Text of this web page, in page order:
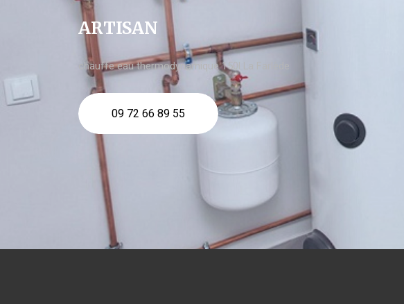
ARTISAN
chauffe eau thermodynamique 150l La Farlède
09 72 66 89 55